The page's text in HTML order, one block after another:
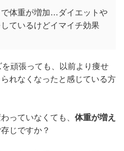
で体重が増加…ダイエットや
ているけどイマイチ効果
頑張っても、以前より痩せ
れなくなったと感じている方
っていなくても、 体重が増え
じですか？